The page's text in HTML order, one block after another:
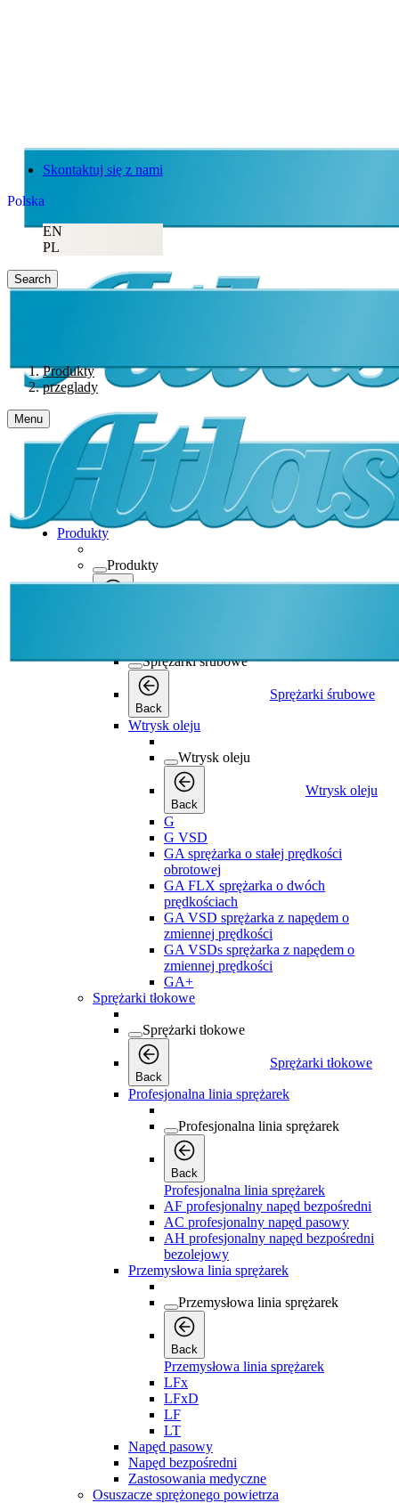
Skontaktuj się z nami
Polska
EN
PL
Search
Produkty
przeglady
Menu
Produkty
Produkty
Sprężarki śrubowe
Back
Sprężarki śrubowe
Wtrysk oleju
Wtrysk oleju
Back
Wtrysk oleju
G
G VSD
GA sprężarka o stałej prędkości
obrotowej
GA FLX sprężarka o dwóch
prędkościach
GA VSD sprężarka z napędem o
zmiennej prędkości
GA VSDs sprężarka z napędem o
zmiennej prędkości
GA+
Sprężarki tłokowe
Sprężarki tłokowe
Back
Sprężarki tłokowe
Profesjonalna linia sprężarek
Profesjonalna linia sprężarek
Back
Profesjonalna linia sprężarek
AF profesjonalny napęd bezpośredni
AC profesjonalny napęd pasowy
AH profesjonalny napęd bezpośredni
bezolejowy
Przemysłowa linia sprężarek
Przemysłowa linia sprężarek
Back
Przemysłowa linia sprężarek
LFx
LFxD
LF
LT
Napęd pasowy
Napęd bezpośredni
Zastosowania medyczne
Osuszacze sprężonego powietrza